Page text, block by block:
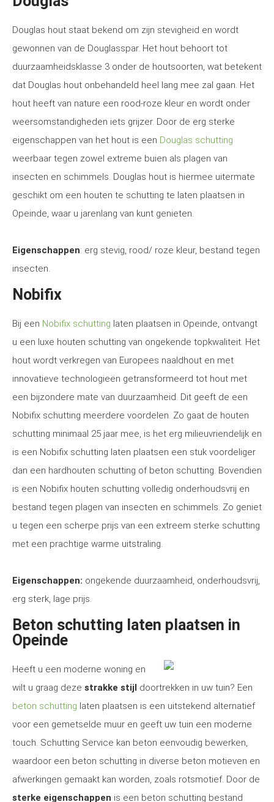
Douglas hout staat bekend om zijn stevigheid en wordt
gewonnen van de Douglasspar. Het hout behoort tot
duurzaamheidsklasse 3 onder de houtsoorten, wat betekent
dat Douglas hout onbehandeld heel lang mee zal gaan. Het
hout heeft van nature een rood-roze kleur en wordt onder
weersomstandigheden iets grijzer. Door de erg sterke
eigenschappen van het hout is een Douglas schutting
weerbaar tegen zowel extreme buien als plagen van
insecten en schimmels. Douglas hout is hiermee uitermate
geschikt om een houten te schutting te laten plaatsen in
Opeinde, waar u jarenlang van kunt genieten.
Eigenschappen: erg stevig, rood/ roze kleur, bestand tegen
insecten.
Nobifix
Bij een Nobifix schutting laten plaatsen in Opeinde, ontvangt
u een luxe houten schutting van ongekende topkwaliteit. Het
hout wordt verkregen van Europees naaldhout en met
innovatieve technologieën getransformeerd tot hout met
een bijzondere mate van duurzaamheid. Dit geeft de een
Nobifix schutting meerdere voordelen. Zo gaat de houten
schutting minimaal 25 jaar mee, is het erg milieuvriendelijk en
is een Nobifix schutting laten plaatsen een stuk voordeliger
dan een hardhouten schutting of beton schutting. Bovendien
is een Nobifix houten schutting volledig onderhoudsvrij en
bestand tegen plagen van insecten en schimmels. Zo geniet
u tegen een scherpe prijs van een extreem sterke schutting
met een prachtige warme uitstraling.
Eigenschappen: ongekende duurzaamheid, onderhoudsvrij,
erg sterk, lage prijs.
Beton schutting laten plaatsen in
Opeinde
Heeft u een moderne woning en
wilt u graag deze strakke stijl doortrekken in uw tuin? Een
beton schutting laten plaatsen is een uitstekend alternatief
voor een gemetselde muur en geeft uw tuin een moderne
touch. Schutting Service kan beton eenvoudig bewerken,
waardoor een beton schutting in diverse beton motieven en
afwerkingen gemaakt kan worden, zoals rotsmotief. Door de
sterke eigenschappen is een beton schutting bestand